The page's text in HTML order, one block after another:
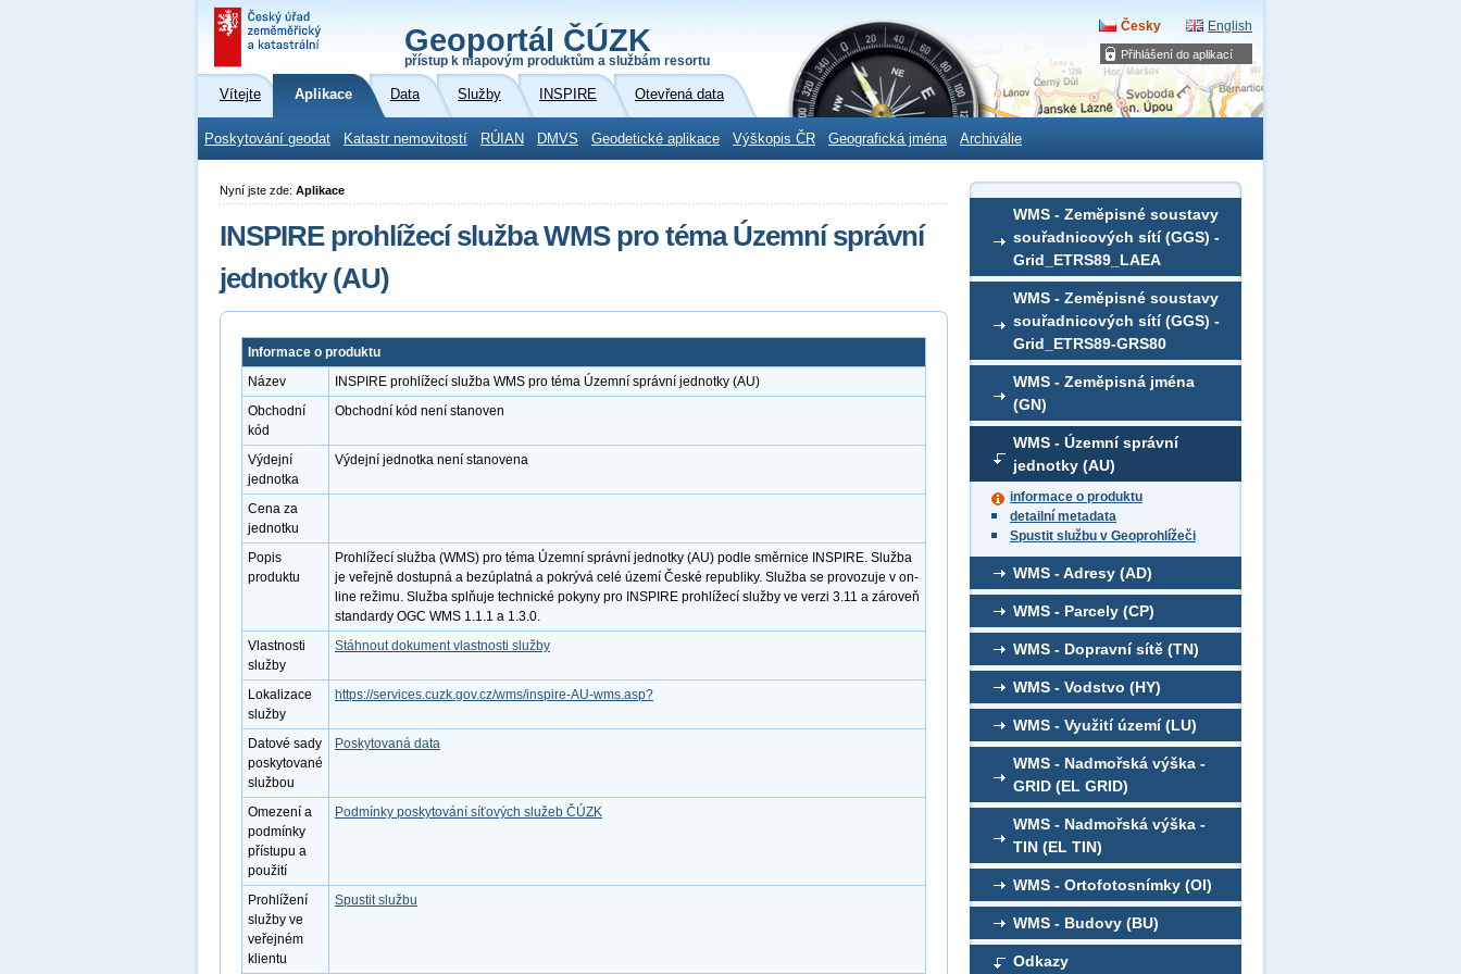
Přihlášení do aplikací
Geoportál ČÚZK
přístup k mapovým produktům a službám resortu
Česky English
Vítejte Aplikace Data Služby INSPIRE Otevřená data
Poskytování geodat Katastr nemovitostí RÚIAN DMVS Geodetické aplikace Výškopis ČR Geografická jména Archiválie
WMS - Zeměpisné soustavy
souřadnicových sítí (GGS) -
Grid_ETRS89_LAEA
WMS - Zeměpisné soustavy
souřadnicových sítí (GGS) -
Grid_ETRS89-GRS80
WMS - Zeměpisná jména
(GN)
WMS - Územní správní
jednotky (AU)
informace o produktu
detailní metadata
Spustit službu v Geoprohlížeči
WMS - Adresy (AD)
WMS - Parcely (CP)
WMS - Dopravní sítě (TN)
WMS - Vodstvo (HY)
WMS - Využití území (LU)
WMS - Nadmořská výška -
GRID (EL GRID)
WMS - Nadmořská výška -
TIN (EL TIN)
WMS - Ortofotosnímky (OI)
WMS - Budovy (BU)
Odkazy
Nyní jste zde: Aplikace
INSPIRE prohlížecí služba WMS pro téma Územní správní
jednotky (AU)
Informace o produktu
Název
INSPIRE prohlížecí služba WMS pro téma Územní správní jednotky (AU)
Obchodní
kód
Obchodní kód není stanoven
Výdejní
jednotka
Výdejní jednotka není stanovena
Cena za
jednotku
Popis
produktu
Prohlížecí služba (WMS) pro téma Územní správní jednotky (AU) podle směrnice INSPIRE. Služba
je veřejně dostupná a bezúplatná a pokrývá celé území České republiky. Služba se provozuje v on-
line režimu. Služba splňuje technické pokyny pro INSPIRE prohlížecí služby ve verzi 3.11 a zároveň
standardy OGC WMS 1.1.1 a 1.3.0.
Vlastnosti
služby
Stáhnout dokument vlastnosti služby
Lokalizace
služby
https://services.cuzk.gov.cz/wms/inspire-AU-wms.asp?
Datové sady
poskytované
službou
Poskytovaná data
Omezení a
podmínky
přístupu a
použití
Podmínky poskytování síťových služeb ČÚZK
Prohlížení
služby ve
veřejném
klientu
Spustit službu